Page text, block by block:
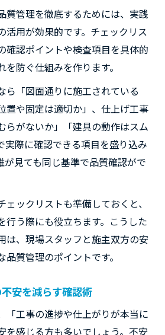
質管理を徹底するためには、実践
活用が効果的です。チェックリス
確認ポイントや検査項目を具体的
防ぐ仕組みを作ります。
ら「図面通りに施工されている
置や固定は適切か」、仕上げ工事
らがないか」「建具の動作はスム
実際に確認できる項目を盛り込み
が見ても同じ基準で品質確認がで
ェックリストも準備しておくと、
行う際にも役立ちます。こうした
は、現場スタッフと施主双方の安
質管理のポイントです。
安を減らす確認術
「工事の進捗や仕上がりが本当に
を感じる方も多いでしょう。不安